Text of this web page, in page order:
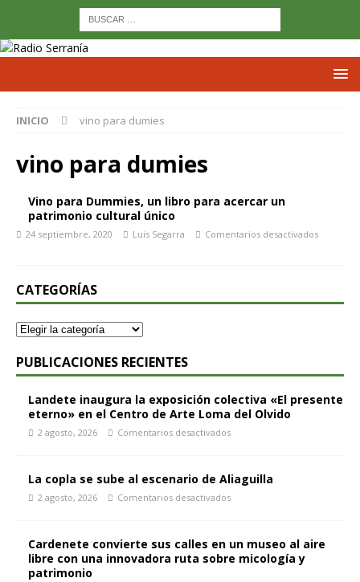
INICIO vino para dumies
vino para dumies
Vino para Dummies, un libro para acercar un
patrimonio cultural único
24 septiembre, 2020 Luis Segarra Comentarios desactivados
CATEGORÍAS
PUBLICACIONES RECIENTES
Landete inaugura la exposición colectiva «El presente
eterno» en el Centro de Arte Loma del Olvido
2 agosto, 2026 Comentarios desactivados
La copla se sube al escenario de Aliaguilla
2 agosto, 2026 Comentarios desactivados
Cardenete convierte sus calles en un museo al aire
libre con una innovadora ruta sobre micología y
patrimonio